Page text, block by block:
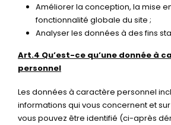
Améliorer la conception, la mise
fonctionnalité globale du site ;
Analyser les données à des fins
Art.4 Qu’est-ce qu’une donnée à
personnel
Les données à caractère personnel
informations qui vous concernent et
vous pouvez être identifié (ci-après